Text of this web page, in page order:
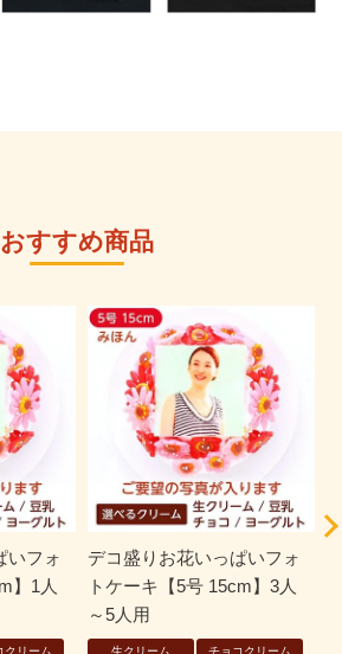
おすすめ商品
いフォ
】1人
デコ盛りお花いっぱいフォ
トケーキ【5号 15cm】3人
～5人用